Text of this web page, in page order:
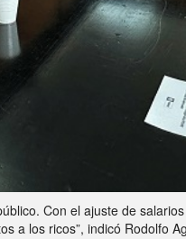
Con el ajuste de
a los ricos”, indicó Rodolfo